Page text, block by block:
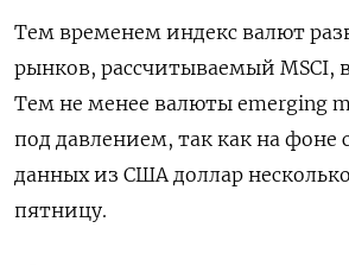
Тем временем индекс валют
рынков, рассчитываемый MSCI,
Тем не менее валюты emerging
под давлением, так как на
данных из США доллар
пятницу.